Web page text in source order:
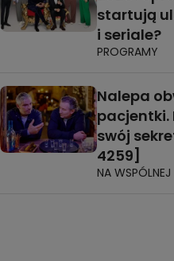
startują
i seriale?
PROGRAMY
Nalepa
pacjentki.
swój
4259]
NA WSPÓLNEJ